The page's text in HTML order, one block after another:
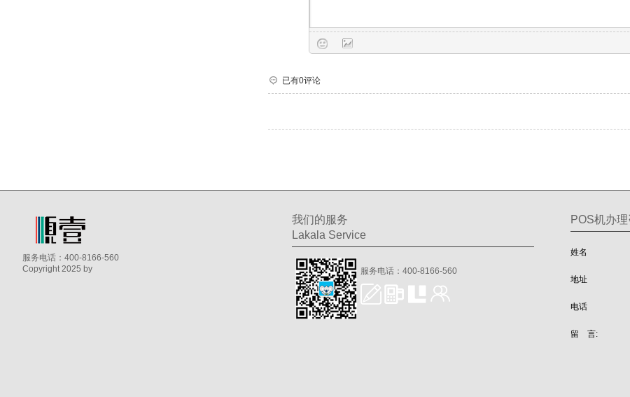
已有0评论
服务电话：400-8166-560
Copyright 2025 by
我们的服务
Lakala Service
服务电话：400-8166-560
POS机办
姓名
地址
电话
留 言: